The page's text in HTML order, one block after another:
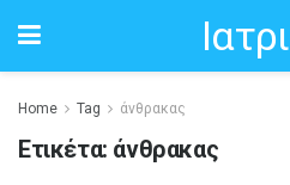
Home Tag άνθρακας
Ετικέτα: άνθρακας